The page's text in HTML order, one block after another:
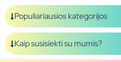
Populiariausios kategorijos
Kaip susisiekti su mumis?